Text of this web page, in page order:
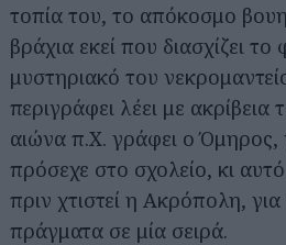
τοπία του, το απόκοσμο
βράχια εκεί που διασχίζει
μυστηριακό του
περιγράφει λέει με
αιώνα π.Χ. γράφει ο Όμηρος,
πρόσεχε στο σχολείο, κι αυτό
πριν χτιστεί η Ακρόπολη,
πράγματα σε μία σειρά.